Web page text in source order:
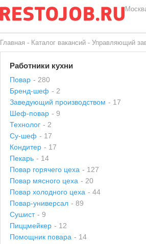
Главная - Каталог вакансий - Управляющий
Работники кухни
Повар - 280
Бренд-шеф - 2
Заведующий производством - 17
Шеф-повар - 9
Технолог - 2
Су-шеф - 17
Кондитер - 17
Пекарь - 14
Повар горячего цеха - 127
Повар мясного цеха - 20
Повар холодного цеха - 44
Повар-универсал - 89
Сушист - 9
Пиццмейкер - 12
Помощник повара - 14